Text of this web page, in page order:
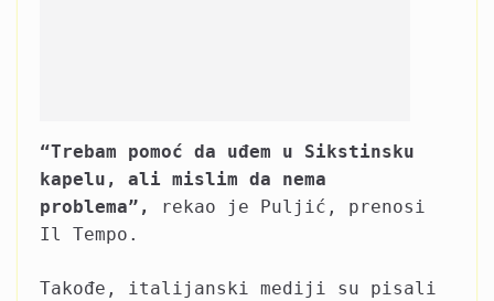
“Trebam pomoć da uđem u Sikstinsku
kapelu, ali mislim da nema
problema”,
rekao je Puljić, prenosi
Il Tempo.
Takođe, italijanski mediji su pisali